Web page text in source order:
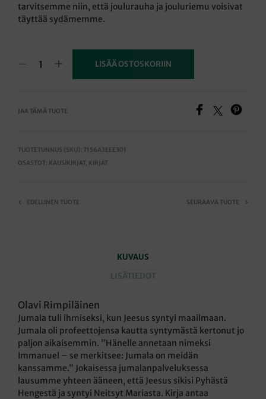
tarvitsemme niin, että joulurauha ja jouluriemu voisivat
täyttää sydämemme.
LISÄÄ OSTOSKORIIN
JAA TÄMÄ TUOTE
TUOTETUNNUS (SKU): 7156A3EEE301
OSASTOT: KAUSIKIRJAT, KIRJAT
EDELLINEN TUOTE SEURAAVA TUOTE
KUVAUS
LISÄTIEDOT
Olavi Rimpiläinen
Jumala tuli ihmiseksi, kun Jeesus syntyi maailmaan.
Jumala oli profeettojensa kautta syntymästä kertonut jo
paljon aikaisemmin. ”Hänelle annetaan nimeksi
Immanuel – se merkitsee: Jumala on meidän
kanssamme.” Jokaisessa jumalanpalveluksessa
lausumme yhteen ääneen, että Jeesus sikisi Pyhästä
Hengestä ja syntyi Neitsyt Mariasta. Kirja antaa